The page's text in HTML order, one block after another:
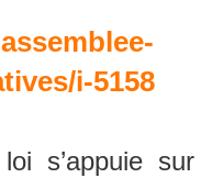
i-5158
s’appuie sur